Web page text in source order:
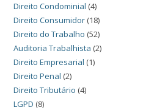
Direito Condominial (4)
Direito Consumidor (18)
Direito do Trabalho (52)
Auditoria Trabalhista (2)
Direito Empresarial (1)
Direito Penal (2)
Direito Tributário (4)
LGPD (8)